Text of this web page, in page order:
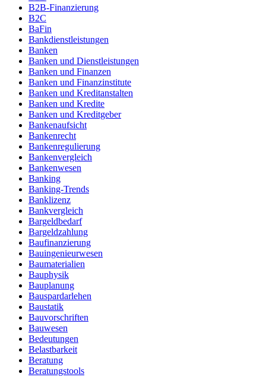
B2B-Finanzierung
B2C
BaFin
Bankdienstleistungen
Banken
Banken und Dienstleistungen
Banken und Finanzen
Banken und Finanzinstitute
Banken und Kreditanstalten
Banken und Kredite
Banken und Kreditgeber
Bankenaufsicht
Bankenrecht
Bankenregulierung
Bankenvergleich
Bankenwesen
Banking
Banking-Trends
Banklizenz
Bankvergleich
Bargeldbedarf
Bargeldzahlung
Baufinanzierung
Bauingenieurwesen
Baumaterialien
Bauphysik
Bauplanung
Bauspardarlehen
Baustatik
Bauvorschriften
Bauwesen
Bedeutungen
Belastbarkeit
Beratung
Beratungstools